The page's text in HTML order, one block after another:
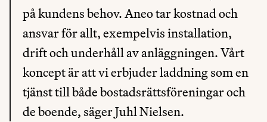
på kundens behov. Aneo tar kostnad och
ansvar för allt, exempelvis installation,
drift och underhåll av anläggningen. Vårt
koncept är att vi erbjuder laddning som en
tjänst till både bostadsrättsföreningar och
de boende, säger Juhl Nielsen.